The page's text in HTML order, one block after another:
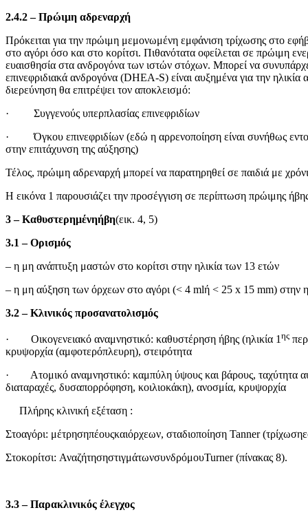
2.4.2 – Πρώιμη αδρεναρχή
Πρόκειται για την πρώιμη μεμονωμένη εμφάνιση τρίχωσης στο
στο αγόρι όσο και στο κορίτσι. Πιθανότατα οφείλεται σε πρώιμη
ευαισθησία στα ανδρογόνα των ιστών στόχων. Μπορεί να
επινεφριδιακά ανδρογόνα (DHEA-S) είναι αυξημένα για την
διερεύνηση θα επιτρέψει τον αποκλεισμό:
· Συγγενούς υπερπλασίας επινεφριδίων
· Όγκου επινεφριδίων (εδώ η αρρενοποίηση είναι συνήθως
στην επιτάχυνση της αύξησης)
Τέλος, πρώιμη αδρεναρχή μπορεί να παρατηρηθεί σε παιδιά με
Η εικόνα 1 παρουσιάζει την προσέγγιση σε περίπτωση πρώιμης
3 – Καθυστερημένηήβη(εικ. 4, 5)
3.1 – Ορισμός
– η μη ανάπτυξη μαστών στο κορίτσι στην ηλικία των 13 ετών
– η μη αύξηση των όρχεων στο αγόρι (< 4 mlή < 25 x 15 mm) στην
3.2 – Κλινικός προσανατολισμός
· Οικογενειακό αναμνηστικό: καθυστέρηση ήβης (ηλικία 1 ης
κρυψορχία (αμφοτερόπλευρη), στειρότητα
· Ατομικό αναμνηστικό: καμπύλη ύψους και βάρους, ταχύτητα
διαταραχές, δυσαπορρόφηση, κοιλιοκάκη), ανοσμία, κρυψορχία
Πλήρης κλινική εξέταση :
Στοαγόρι: μέτρησηπέουςκαιόρχεων, σταδιοποίηση Tanner
Στοκορίτσι: ΑναζήτησηστιγμάτωνσυνδρόμουTurner (πίνακας 8).
3.3 – Παρακλινικός έλεγχος